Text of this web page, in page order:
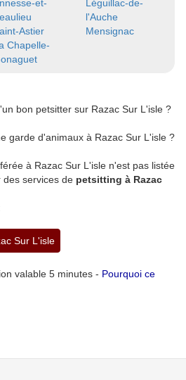
et-
Léguillac-de-
l'Auche
Astier
Mensignac
Chapelle-
bon petsitter sur Razac Sur L'isle ?
garde d'animaux à Razac Sur L'isle ?
à Razac Sur L'isle n'est pas listée
des services de petsitting à Razac
Sur L'isle
valable 5 minutes - Pourquoi ce